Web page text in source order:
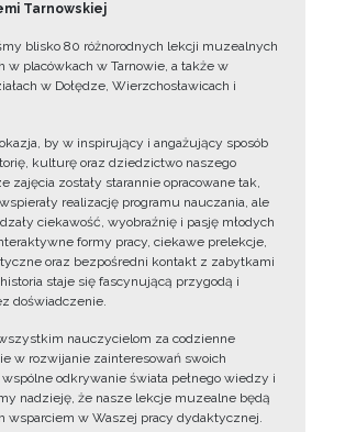
Tarnowskiej
blisko 80 różnorodnych lekcji muzealnych
w placówkach w Tarnowie, a także w
w Dołędze, Wierzchosławicach i
okazja, by w inspirujący i angażujący sposób
kulturę oraz dziedzictwo naszego
zajęcia zostały starannie opracowane tak,
realizację programu nauczania, ale
ciekawość, wyobraźnię i pasję młodych
formy pracy, ciekawe prelekcje,
oraz bezpośredni kontakt z zabytkami
staje się fascynującą przygodą i
doświadczenie.
nauczycielom za codzienne
w rozwijanie zainteresowań swoich
odkrywanie świata pełnego wiedzy i
nadzieję, że nasze lekcje muzealne będą
wsparciem w Waszej pracy dydaktycznej.